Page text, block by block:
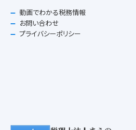
動画でわかる税務情報
お問い合わせ
プライバシーポリシー